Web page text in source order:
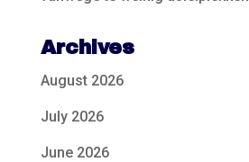
Archives
August 2026
July 2026
June 2026